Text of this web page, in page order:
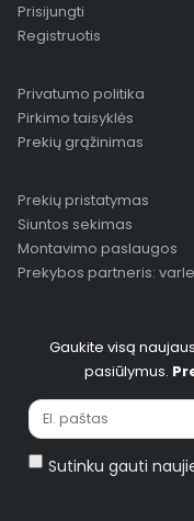
Prisijungti
Registruotis
Privatumo politika
Pirkimo taisyklės
Prekių grąžinimas
Prekių pristatymas
Siuntos sekimas
Montavimo paslaugos
Prekybos partneris:
Gaukite visą
pasiūlymus.
Sutinku gauti